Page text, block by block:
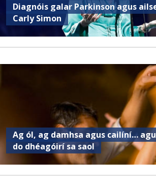
Diagnóis galar Parkinson agus
Carly Simon
Ag ól, ag damhsa agus cailíní…
do dhéagóirí sa saol